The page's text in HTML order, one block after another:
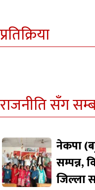
प्रतिक्रिया
राजनीति सँग
नेकपा
सम्पन्न,
जिल्ला